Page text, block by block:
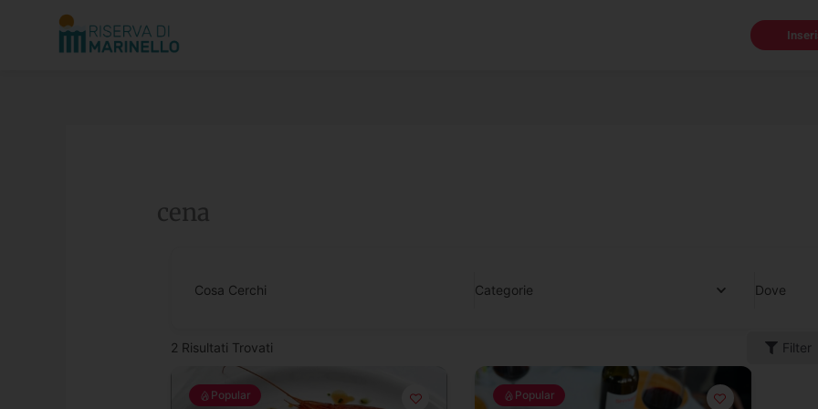
contenuto
cena
Cosa Cerchi Categorie Dove
2 Risultati Trovati Filter
Popular Popular